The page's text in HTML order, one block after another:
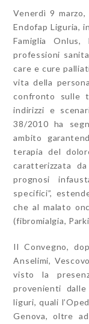
Venerdì 9
Endofap Liguria,
Famiglia
professioni
care e cure
vita della
confronto sulle
indirizzi e
38/2010 ha
ambito
terapia del
caratterizzata
prognosi
specifici”,
che al malato
(fibromialgia,
Il Convegno,
Anselimi,
visto la
provenienti
liguri, quali
Genova, oltre